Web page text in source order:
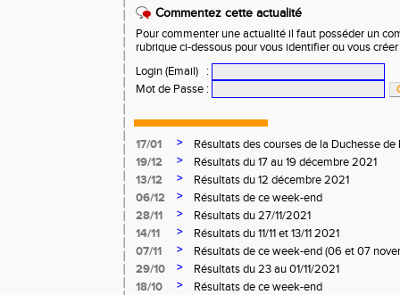
Commentez cette actualité
Pour commenter une actualité il faut posséder un
rubrique ci-dessous pour vous identifier ou vous
Login (Email)
:
Mot de Passe :
17/01 >
Résultats des courses de la Duchesse
19/12
>
Résultats du 17 au 19 décembre 2021
13/12
>
Résultats du 12 décembre 2021
06/12
>
Résultats de ce week-end
28/11
>
Résultats du 27/11/2021
14/11
>
Résultats du 11/11 et 13/11 2021
07/11
>
Résultats de ce week-end (06 et 07
29/10
>
Résultats du 23 au 01/11/2021
18/10
>
Résultats de ce week-end